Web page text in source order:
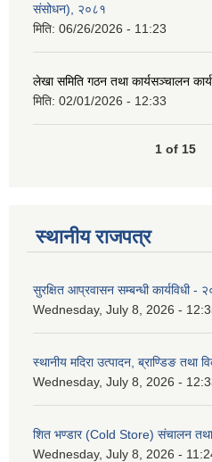
संसोधन), २०८१
मिति: 06/26/2026 - 11:23
लेखा समिति गठन तथा कार्यसञ्चालन
मिति: 02/01/2026 - 12:33
1 of 15
स्थानीय राजपत्र
सुरक्षित आप्रवासन सम्बन्धी कार्यविधी -
Wednesday, July 8, 2026 -
स्थानीय मदिरा उत्पादन, ब्राण्डिङ तथा
Wednesday, July 8, 2026 -
शित भण्डार (Cold Store) संचालन तथा
Wednesday, July 8, 2026 -